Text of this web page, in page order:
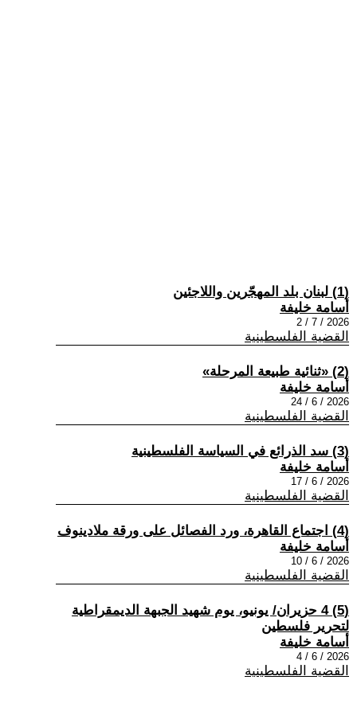
(1) لبنان بلد المهجّرين واللاجئين
أسامة خليفة
2026 / 7 / 2
القضية الفلسطينية
(2) «ثنائية طبيعة المرحلة»
أسامة خليفة
2026 / 6 / 24
القضية الفلسطينية
(3) سد الذرائع في السياسة الفلسطينية
أسامة خليفة
2026 / 6 / 17
القضية الفلسطينية
(4) اجتماع القاهرة، ورد الفصائل على ورقة ملادينوف
أسامة خليفة
2026 / 6 / 10
القضية الفلسطينية
(5) 4 حزيران/ يونيو، يوم شهيد الجبهة الديمقراطية
لتحرير فلسطين
أسامة خليفة
2026 / 6 / 4
القضية الفلسطينية